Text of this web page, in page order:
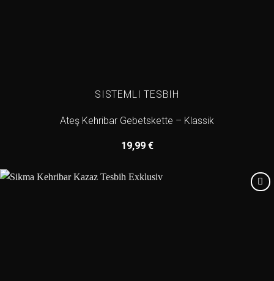
SISTEMLI TESBIH
Ateş Kehribar Gebetskette – Klassik
19,99 €